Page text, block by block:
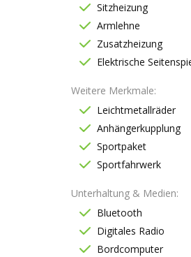
Sitzheizung
Armlehne
Zusatzheizung
Elektrische
Weitere Merkmale
Leichtmetallräder
Anhängerkupplung
Sportpaket
Sportfahrwerk
Unterhaltung & Medien
Bluetooth
Digitales Radio
Bordcomputer